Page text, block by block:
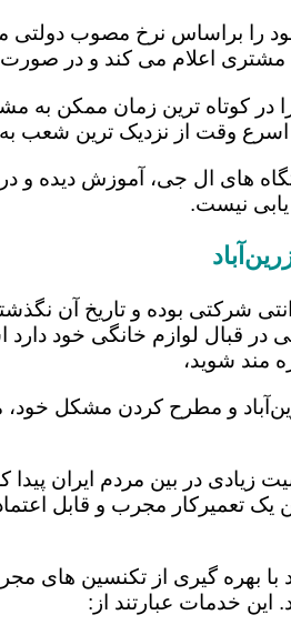
را براساس نرخ مصوب دولتی
و به مشتری اعلام می کند و در
در کوتاه ترین زمان ممکن به
اسرع وقت از نزدیک ترین شعب
های ال جی، آموزش دیده و
نیست.
شرکتی بوده و تاریخ آن
قبال لوازم خانگی خود دارد
مند شوید،
و مطرح کردن مشکل خود،
زیادی در بین مردم ایران
تعمیرکار مجرب و قابل
بهره گیری از تکنسین های
خدمات عبارتند از: